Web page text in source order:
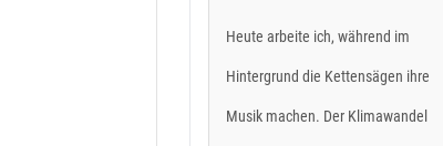
Heute arbeite ich, während im
Hintergrund die Kettensägen ihre
Musik machen. Der Klimawandel